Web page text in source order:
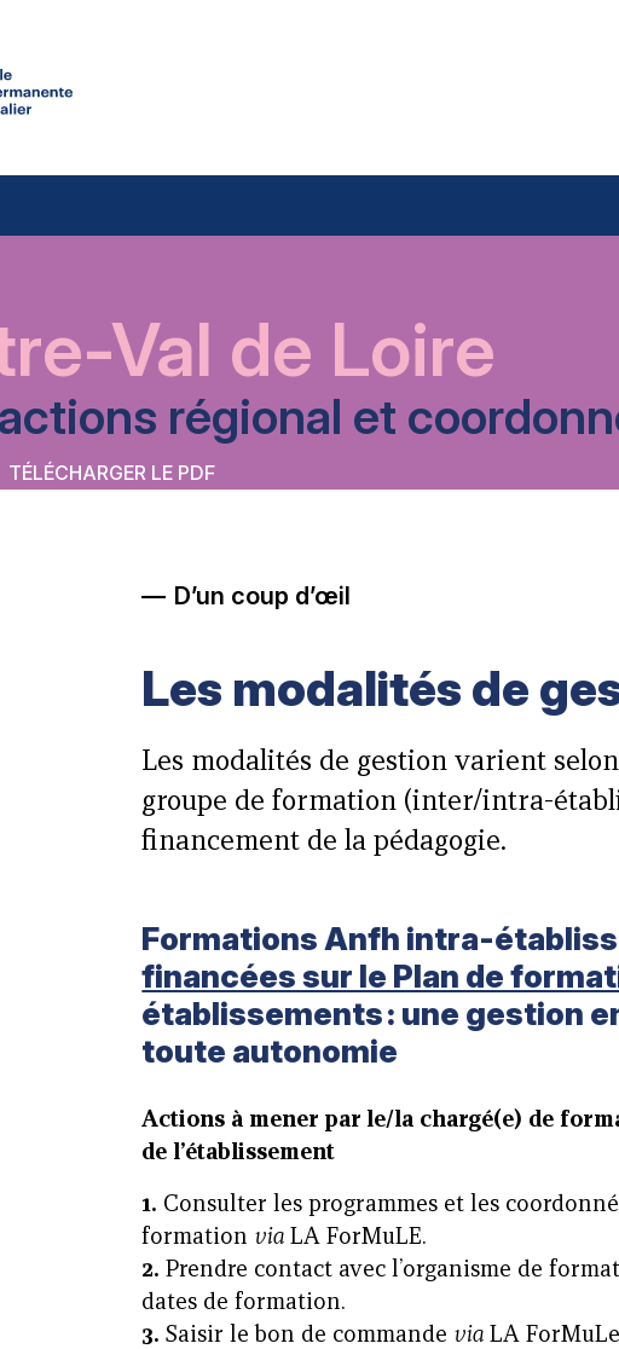
Val de Loire
régional et
TÉLÉCHARGER LE PDF
D’un coup d’œil
Les modalités de
Les modalités de gestion varient
groupe de formation (inter/intra-
financement de la pédagogie.
Formations Anfh intra-
financées sur le Plan de
établissements : une gestion
toute autonomie
Actions à mener par le/la chargé(e) de
de l’établissement
1. Consulter les programmes et les
formation via LA ForMuLE.
2. Prendre contact avec l’organisme de
dates de formation.
3. Saisir le bon de commande via LA